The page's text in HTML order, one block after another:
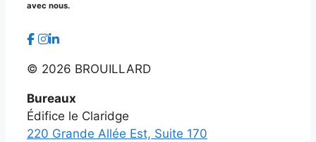
avec nous.
© 2026 BROUILLARD
Bureaux
Édifice le Claridge
220 Grande Allée Est, Suite 170